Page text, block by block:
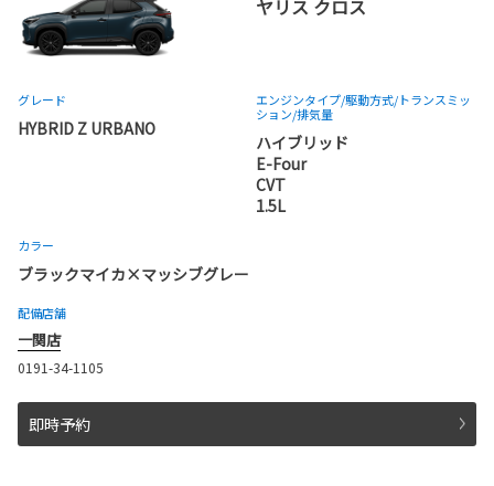
ヤリス クロス
グレード
HYBRID Z URBANO
エンジンタイプ/駆動方式/トランスミッ
ション/排気量
ハイブリッド
E-Four
CVT
1.5L
カラー
ブラックマイカ×マッシブグレー
配備店舗
一関店
0191-34-1105
即時予約